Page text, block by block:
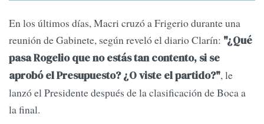
En los últimos días, Macri cruzó a Frigerio durante una
reunión de Gabinete, según reveló el diario Clarín: "¿Qué
pasa Rogelio que no estás tan contento, si se
aprobó el Presupuesto? ¿O viste el partido?", le
lanzó el Presidente después de la clasificación de Boca a
la final.